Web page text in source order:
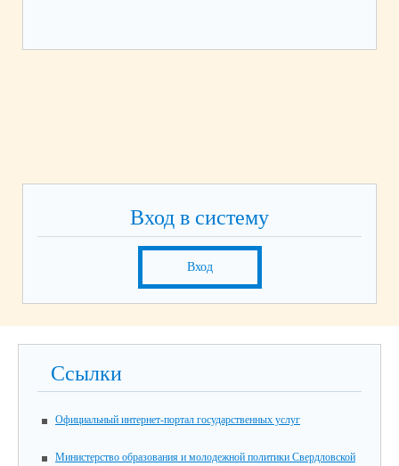
Вход в систему
Вход
Ссылки
Официальный интернет-портал государственных услуг
Министерство образования и молодежной политики Свердловской